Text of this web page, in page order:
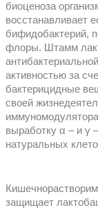
биоценоза
восстанавливает
бифидобактерий,
флоры. Штамм
активностью за
бактерицидные
своей
выработку α – и γ
натуральных
защищает